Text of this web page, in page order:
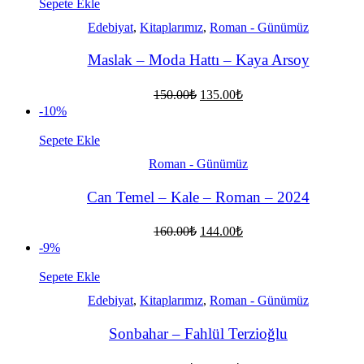
Sepete Ekle
Edebiyat, Kitaplarımız, Roman - Günümüz
Maslak – Moda Hattı – Kaya Arsoy
150.00₺ Orijinal
135.00₺Şu
-10%
Sepete Ekle
Roman - Günümüz
Can Temel – Kale – Roman – 2024
160.00₺ Orijinal
144.00₺Şu
-9%
Sepete Ekle
Edebiyat, Kitaplarımız, Roman - Günümüz
Sonbahar – Fahlül Terzioğlu